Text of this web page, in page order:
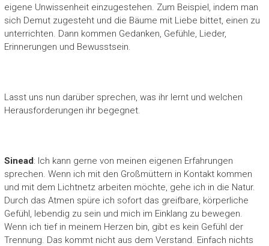
eigene Unwissenheit einzugestehen. Zum Beispiel, indem man
sich Demut zugesteht und die Bäume mit Liebe bittet, einen zu
unterrichten. Dann kommen Gedanken, Gefühle, Lieder,
Erinnerungen und Bewusstsein.
Lasst uns nun darüber sprechen, was ihr lernt und welchen
Herausforderungen ihr begegnet.
Sinead: Ich kann gerne von meinen eigenen Erfahrungen
sprechen. Wenn ich mit den Großmüttern in Kontakt kommen
und mit dem Lichtnetz arbeiten möchte, gehe ich in die Natur.
Durch das Atmen spüre ich sofort das greifbare, körperliche
Gefühl, lebendig zu sein und mich im Einklang zu bewegen.
Wenn ich tief in meinem Herzen bin, gibt es kein Gefühl der
Trennung. Das kommt nicht aus dem Verstand. Einfach nichts